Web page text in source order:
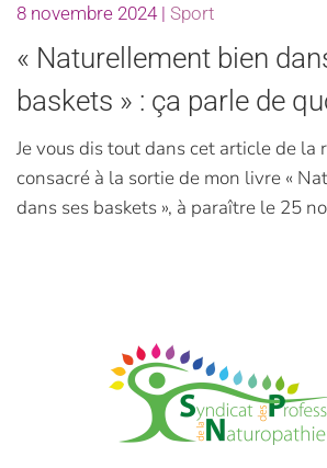
8 novembre 2024| Sport
« Naturellement bien
baskets » : ça parle de
Je vous dis tout dans cet article de la
consacré à la sortie de mon livre «
dans ses baskets », à paraître le 25